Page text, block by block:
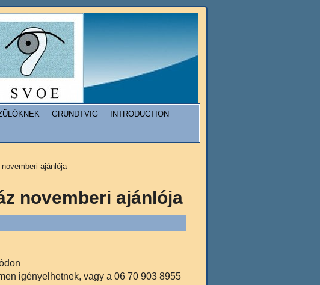
GRUNDTVIG INTRODUCTION
ajánlója
novemberi ajánlója
igényelhetnek, vagy a 06 70 903 8955